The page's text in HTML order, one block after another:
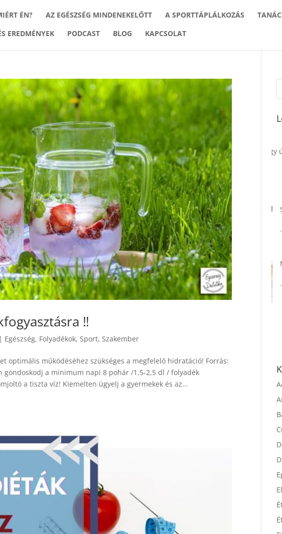
ÉN? AZ EGÉSZSÉG MINDENEKELŐTT A SPORTTÁPLÁLKOZÁS
EREDMÉNYEK
PODCAST BLOG KAPCSOLAT
‼️
| Egészség, Folyadékok,Sport,Szakember
optimális működéséhez szükséges a megfelelő hidratáció! Forrás:
gondoskodj a minimum napi 8 pohár /1,5-2,5 dl / folyadék
a tiszta víz! Kiemelten ügyelj a gyermekek és az...